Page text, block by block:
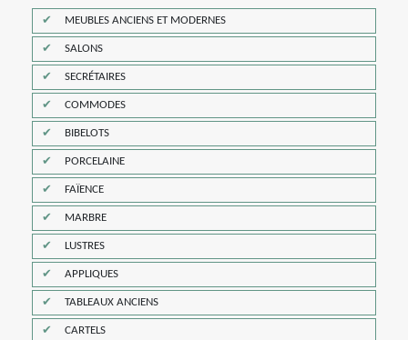
MEUBLES ANCIENS ET MODERNES
SALONS
SECRÉTAIRES
COMMODES
BIBELOTS
PORCELAINE
FAÏENCE
MARBRE
LUSTRES
APPLIQUES
TABLEAUX ANCIENS
CARTELS